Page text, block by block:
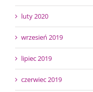
luty 2020
wrzesień 2019
lipiec 2019
czerwiec 2019